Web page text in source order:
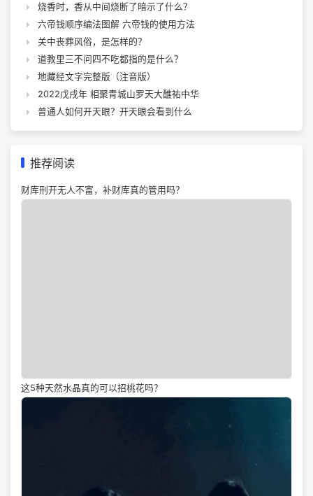
烧香时，香从中间烧断了暗示了什么？
六帝钱顺序编法图解 六帝钱的使用方法
关中丧葬风俗，是怎样的？
道教里三不问四不吃都指的是什么？
地藏经文字完整版（注音版）
2022戊戌年 相聚青城山罗天大醮祐中华
普通人如何开天眼？开天眼会看到什么
推荐阅读
财库刑开无人不富，补财库真的管用吗？
这5种天然水晶真的可以招桃花吗？